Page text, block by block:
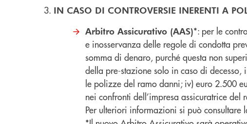
IN CASO DI CONTROVERSIE INERENTI A
Arbitro Assicurativo (AAS)*: per le
e inosservanza delle regole di condotta
somma di denaro, purché questa non
della pre-stazione solo in caso di
le polizze del ramo danni; iv) euro 2.500
nei confronti dell’impresa assicuratrice del
Per ulteriori informazioni si può